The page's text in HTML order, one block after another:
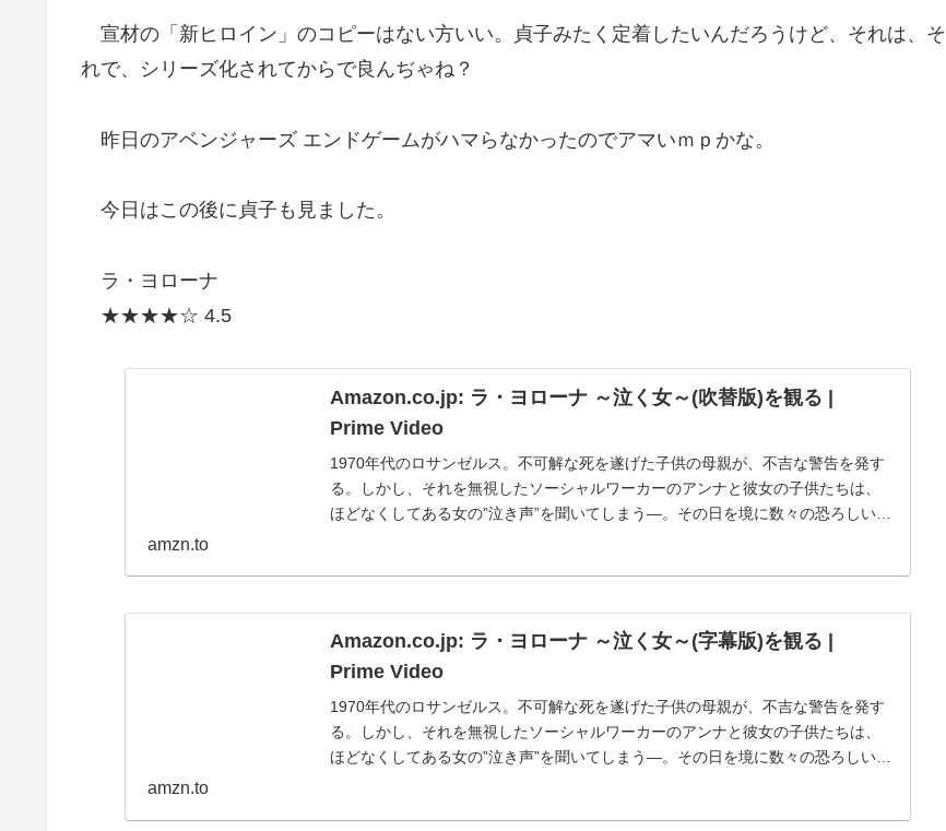
宣材の「新ヒロイン」のコピーはない方いい。貞子みたく定着したいんだろうけど、それは、そ
れで、シリーズ化されてからで良んぢゃね？
昨日のアベンジャーズ エンドゲームがハマらなかったのでアマいｍｐかな。
今日はこの後に貞子も見ました。
ラ・ヨローナ
★★★★☆ 4.5
Amazon.co.jp: ラ・ヨローナ ～泣く女～(吹替版)を観る |
Prime Video
1970年代のロサンゼルス。不可解な死を遂げた子供の母親が、不吉な警告を発す
る。しかし、それを無視したソーシャルワーカーのアンナと彼女の子供たちは、
ほどなくしてある女の”泣き声”を聞いてしまう―。その日を境に数々の恐ろしい現
amzn.to
Amazon.co.jp: ラ・ヨローナ ～泣く女～(字幕版)を観る |
Prime Video
1970年代のロサンゼルス。不可解な死を遂げた子供の母親が、不吉な警告を発す
る。しかし、それを無視したソーシャルワーカーのアンナと彼女の子供たちは、
ほどなくしてある女の”泣き声”を聞いてしまう―。その日を境に数々の恐ろしい現
amzn.to